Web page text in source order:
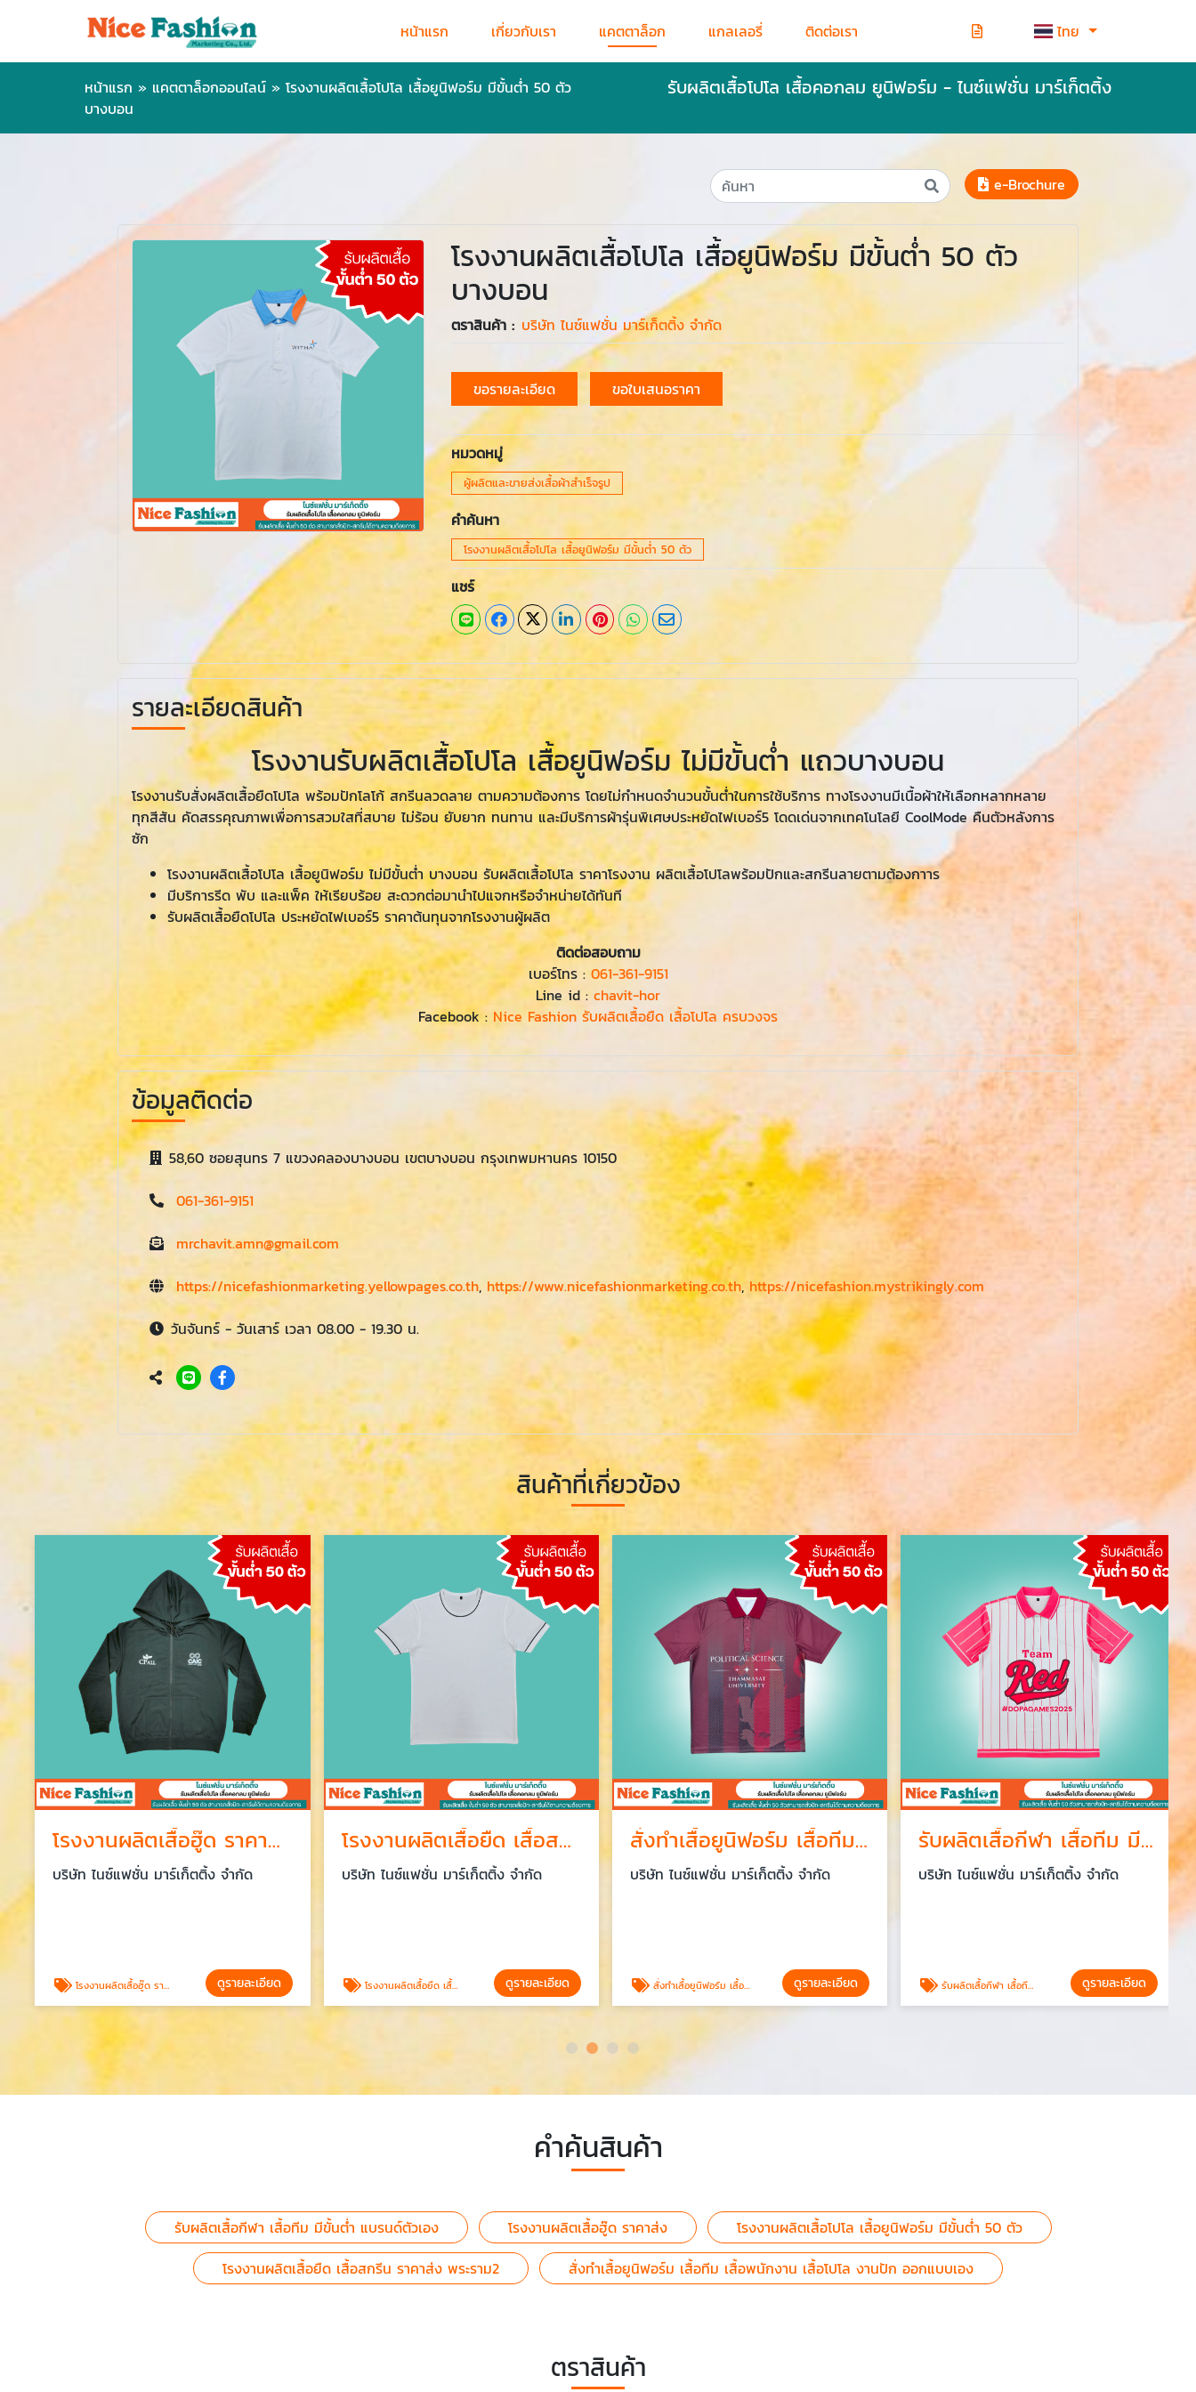
หน้าแรก เกี่ยวกับเรา แคตตาล็อก แกลเลอรี่ ติดต่อเรา ไทย
หน้าแรก » แคตตาล็อกออนไลน์ » โรงงานผลิตเสื้อโปโล เสื้อยูนิฟอร์ม มีขั้นต่ำ 50 ตัว
บางบอน
รับผลิตเสื้อโปโล เสื้อคอกลม ยูนิฟอร์ม - ไนซ์แฟชั่น มาร์เก็ตติ้ง
e-Brochure
โรงงานผลิตเสื้อโปโล เสื้อยูนิฟอร์ม มีขั้นต่ำ 50 ตัว
บางบอน
ตราสินค้า : บริษัท ไนซ์แฟชั่น มาร์เก็ตติ้ง จำกัด
ขอรายละเอียด ขอใบเสนอราคา
หมวดหมู่
ผู้ผลิตและขายส่งเสื้อผ้าสำเร็จรูป
คำค้นหา
โรงงานผลิตเสื้อโปโล เสื้อยูนิฟอร์ม มีขั้นต่ำ 50 ตัว
แชร์
รายละเอียดสินค้า
โรงงานรับผลิตเสื้อโปโล เสื้อยูนิฟอร์ม ไม่มีขั้นต่ำ แถวบางบอน
โรงงานรับสั่งผลิตเสื้อยืดโปโล พร้อมปักโลโก้ สกรีนลวดลาย ตามความต้องการ โดยไม่กำหนดจำนวนขั้นต่ำในการใช้บริการ ทางโรงงานมีเนื้อผ้าให้เลือกหลากหลาย
ทุกสีสัน คัดสรรคุณภาพเพื่อการสวมใสที่สบาย ไม่ร้อน ยับยาก ทนทาน และมีบริการผ้ารุ่นพิเศษประหยัดไฟเบอร์5 โดดเด่นจากเทคโนโลยี CoolMode คืนตัวหลังการ
ซัก
โรงงานผลิตเสื้อโปโล เสื้อยูนิฟอร์ม ไม่มีขั้นต่ำ บางบอน รับผลิตเสื้อโปโล ราคาโรงงาน ผลิตเสื้อโปโลพร้อมปักและสกรีนลายตามต้องกาาร
มีบริการรีด พับ และแพ็ค ให้เรียบร้อย สะดวกต่อมานำไปแจกหรือจำหน่ายได้ทันที
รับผลิตเสื้อยืดโปโล ประหยัดไฟเบอร์5 ราคาต้นทุนจากโรงงานผู้ผลิต
ติดต่อสอบถาม
เบอร์โทร : 061-361-9151
Line id : chavit-hor
Facebook : Nice Fashion รับผลิตเสื้อยืด เสื้อโปโล ครบวงจร
ข้อมูลติดต่อ
58,60 ซอยสุนทร 7 แขวงคลองบางบอน เขตบางบอน กรุงเทพมหานคร 10150
061-361-9151
mrchavit.amn@gmail.com
https://nicefashionmarketing.yellowpages.co.th, https://www.nicefashionmarketing.co.th, https://nicefashion.mystrikingly.com
วันจันทร์ - วันเสาร์ เวลา 08.00 - 19.30 น.
สินค้าที่เกี่ยวข้อง
โรงงานผลิตเสื้อฮู๊ด ราคาส่ง
บริษัท ไนซ์แฟชั่น มาร์เก็ตติ้ง จำกัด
โรงงานผลิตเสื้อฮู๊ด ราคาส่ง ดูรายละเอียด
โรงงานผลิตเสื้อยืด เสื้อสกรีน ราคาส่ง พระราม2
บริษัท ไนซ์แฟชั่น มาร์เก็ตติ้ง จำกัด
โรงงานผลิตเสื้อยืด เสื้อสกรีน ราคาส่ง พระราม2 ดูรายละเอียด
สั่งทำเสื้อยูนิฟอร์ม เสื้อทีม เสื้อพนักงาน เสื้อโปโล งานปัก ออกแบบเอง
บริษัท ไนซ์แฟชั่น มาร์เก็ตติ้ง จำกัด
สั่งทำเสื้อยูนิฟอร์ม เสื้อทีม เสื้อพนักงาน เสื้อโปโล งานปัก ออกแบบเอง ดูรายละเอียด
รับผลิตเสื้อกีฬา เสื้อทีม มีขั้นต่ำ 50 ตัว แบรนด์ตัวเอง
บริษัท ไนซ์แฟชั่น มาร์เก็ตติ้ง จำกัด
รับผลิตเสื้อกีฬา เสื้อทีม มีขั้นต่ำ แบรนด์ตัวเอง ดูรายละเอียด
คำค้นสินค้า
รับผลิตเสื้อกีฬา เสื้อทีม มีขั้นต่ำ แบรนด์ตัวเอง โรงงานผลิตเสื้อฮู๊ด ราคาส่ง
โรงงานผลิตเสื้อโปโล เสื้อยูนิฟอร์ม มีขั้นต่ำ 50 ตัว
โรงงานผลิตเสื้อยืด เสื้อสกรีน ราคาส่ง พระราม2
สั่งทำเสื้อยูนิฟอร์ม เสื้อทีม เสื้อพนักงาน เสื้อโปโล งานปัก ออกแบบเอง
ตราสินค้า